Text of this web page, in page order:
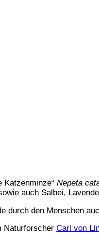
Katzenminze“ Nepeta
auch Salbei,
durch den Menschen
Naturforscher Carl von